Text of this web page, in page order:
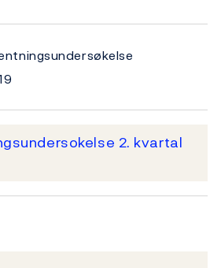
2. kvartal